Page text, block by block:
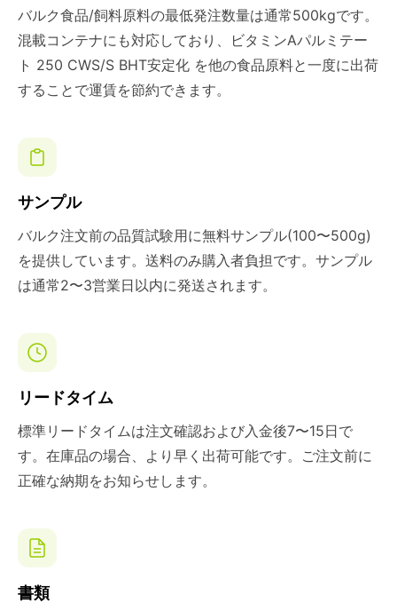
バルク食品/飼料原料の最低発注数量は通常500kgです。
混載コンテナにも対応しており、ビタミンAパルミテー
ト 250 CWS/S BHT安定化 を他の食品原料と一度に出荷
することで運賃を節約できます。
サンプル
バルク注文前の品質試験用に無料サンプル(100〜500g)
を提供しています。送料のみ購入者負担です。サンプル
は通常2〜3営業日以内に発送されます。
リードタイム
標準リードタイムは注文確認および入金後7〜15日で
す。在庫品の場合、より早く出荷可能です。ご注文前に
正確な納期をお知らせします。
書類